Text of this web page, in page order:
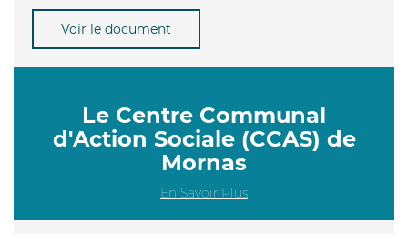
Voir le document
Le Centre Communal
d'Action Sociale (CCAS) de
Mornas
En Savoir Plus